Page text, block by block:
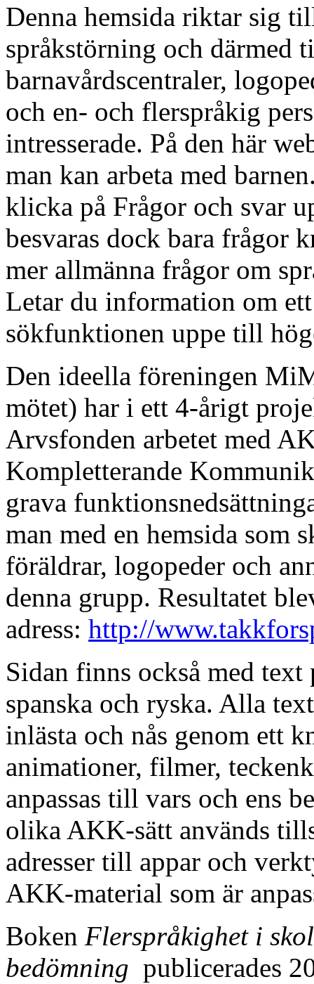
Denna hemsida riktar sig
språkstörning och därmed
barnavårdscentraler,
och en- och flerspråkig
intresserade. På den här
man kan arbeta med
klicka på Frågor och svar
besvaras dock bara frågor
mer allmänna frågor om
Letar du information om
sökfunktionen uppe till
Den ideella föreningen
mötet) har i ett 4-årigt
Arvsfonden arbetet med
Kompletterande
grava
man med en hemsida som
föräldrar, logopeder och
denna grupp. Resultatet
adress: http://
Sidan finns också med text
spanska och ryska. Alla
inlästa och nås genom ett
animationer, filmer,
anpassas till vars och ens
olika AKK-sätt används
adresser till appar och
AKK-material som är
Boken Flerspråkighet i
bedömning publicerades